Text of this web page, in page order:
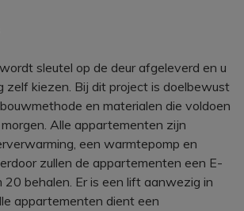
sleutel op de deur afgeleverd en u
zelf kiezen. Bij dit project is doelbewust
en materialen die voldoen
Alle appartementen zijn
een warmtepomp en
zullen de appartementen een E-
20 behalen. Er is een lift aanwezig in
appartementen dient een